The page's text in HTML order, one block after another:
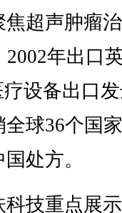
超声肿瘤
年出口
设备出口
球36个国
处方。
技重点展示